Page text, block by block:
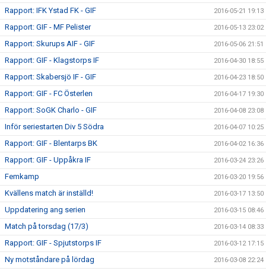
Rapport: IFK Ystad FK - GIF 2016-05-21 19:13
Rapport: GIF - MF Pelister 2016-05-13 23:02
Rapport: Skurups AIF - GIF 2016-05-06 21:51
Rapport: GIF - Klagstorps IF 2016-04-30 18:55
Rapport: Skabersjö IF - GIF 2016-04-23 18:50
Rapport: GIF - FC Österlen 2016-04-17 19:30
Rapport: SoGK Charlo - GIF 2016-04-08 23:08
Inför seriestarten Div 5 Södra 2016-04-07 10:25
Rapport: GIF - Blentarps BK 2016-04-02 16:36
Rapport: GIF - Uppåkra IF 2016-03-24 23:26
Femkamp 2016-03-20 19:56
Kvällens match är inställd! 2016-03-17 13:50
Uppdatering ang serien 2016-03-15 08:46
Match på torsdag (17/3) 2016-03-14 08:33
Rapport: GIF - Spjutstorps IF 2016-03-12 17:15
Ny motståndare på lördag 2016-03-08 22:24